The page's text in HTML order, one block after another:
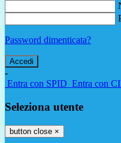
Password dimenticata?
-
Entra con SPID Entra con
Seleziona utente
button close ×